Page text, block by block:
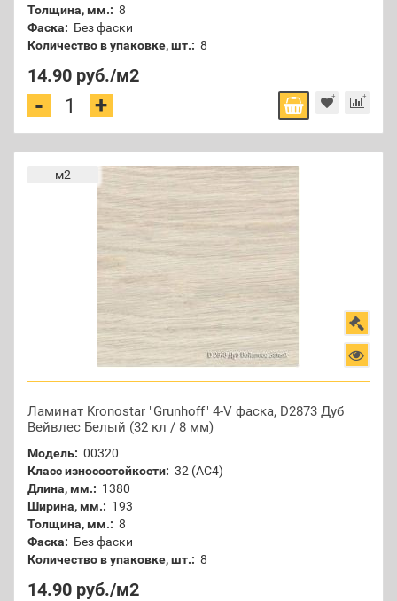
Толщина, мм.: 8
Фаска: Без фаски
Количество в упаковке, шт.: 8
14.90 руб./м2
+
-
м2
Ламинат Kronostar "Grunhoff" 4-V фаска, D2873 Дуб
Вейвлес Белый (32 кл / 8 мм)
Модель: 00320
Класс износостойкости: 32 (АС4)
Длина, мм.: 1380
Ширина, мм.: 193
Толщина, мм.: 8
Фаска: Без фаски
Количество в упаковке, шт.: 8
14.90 руб./м2